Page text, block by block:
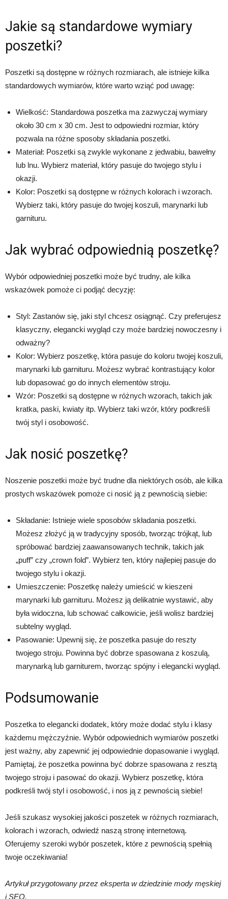
Jakie są standardowe wymiary
poszetki?
Poszetki są dostępne w różnych rozmiarach, ale istnieje kilka
standardowych wymiarów, które warto wziąć pod uwagę:
Wielkość: Standardowa poszetka ma zazwyczaj wymiary
około 30 cm x 30 cm. Jest to odpowiedni rozmiar, który
pozwala na różne sposoby składania poszetki.
Materiał: Poszetki są zwykle wykonane z jedwabiu, bawełny
lub lnu. Wybierz materiał, który pasuje do twojego stylu i
okazji.
Kolor: Poszetki są dostępne w różnych kolorach i wzorach.
Wybierz taki, który pasuje do twojej koszuli, marynarki lub
garnituru.
Jak wybrać odpowiednią poszetkę?
Wybór odpowiedniej poszetki może być trudny, ale kilka
wskazówek pomoże ci podjąć decyzję:
Styl: Zastanów się, jaki styl chcesz osiągnąć. Czy preferujesz
klasyczny, elegancki wygląd czy może bardziej nowoczesny i
odważny?
Kolor: Wybierz poszetkę, która pasuje do koloru twojej koszuli,
marynarki lub garnituru. Możesz wybrać kontrastujący kolor
lub dopasować go do innych elementów stroju.
Wzór: Poszetki są dostępne w różnych wzorach, takich jak
kratka, paski, kwiaty itp. Wybierz taki wzór, który podkreśli
twój styl i osobowość.
Jak nosić poszetkę?
Noszenie poszetki może być trudne dla niektórych osób, ale kilka
prostych wskazówek pomoże ci nosić ją z pewnością siebie:
Składanie: Istnieje wiele sposobów składania poszetki.
Możesz złożyć ją w tradycyjny sposób, tworząc trójkąt, lub
spróbować bardziej zaawansowanych technik, takich jak
„puff” czy „crown fold”. Wybierz ten, który najlepiej pasuje do
twojego stylu i okazji.
Umieszczenie: Poszetkę należy umieścić w kieszeni
marynarki lub garnituru. Możesz ją delikatnie wystawić, aby
była widoczna, lub schować całkowicie, jeśli wolisz bardziej
subtelny wygląd.
Pasowanie: Upewnij się, że poszetka pasuje do reszty
twojego stroju. Powinna być dobrze spasowana z koszulą,
marynarką lub garniturem, tworząc spójny i elegancki wygląd.
Podsumowanie
Poszetka to elegancki dodatek, który może dodać stylu i klasy
każdemu mężczyźnie. Wybór odpowiednich wymiarów poszetki
jest ważny, aby zapewnić jej odpowiednie dopasowanie i wygląd.
Pamiętaj, że poszetka powinna być dobrze spasowana z resztą
twojego stroju i pasować do okazji. Wybierz poszetkę, która
podkreśli twój styl i osobowość, i nos ją z pewnością siebie!
Jeśli szukasz wysokiej jakości poszetek w różnych rozmiarach,
kolorach i wzorach, odwiedź naszą stronę internetową.
Oferujemy szeroki wybór poszetek, które z pewnością spełnią
twoje oczekiwania!
Artykuł przygotowany przez eksperta w dziedzinie mody męskiej
i SEO.